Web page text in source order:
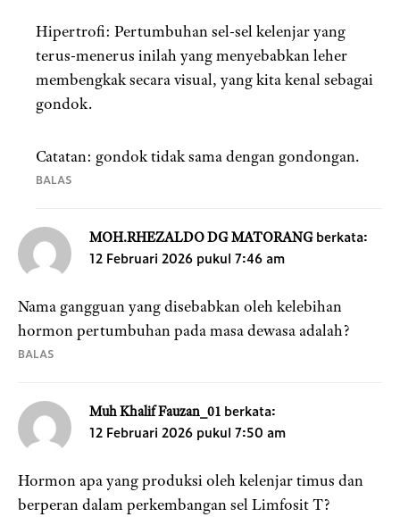
Hipertrofi: Pertumbuhan sel-sel kelenjar yang
terus-menerus inilah yang menyebabkan leher
membengkak secara visual, yang kita kenal sebagai
gondok.
Catatan: gondok tidak sama dengan gondongan.
BALAS
MOH.RHEZALDO DG MATORANG berkata:
12 Februari 2026 pukul 7:46 am
Nama gangguan yang disebabkan oleh kelebihan
hormon pertumbuhan pada masa dewasa adalah?
BALAS
Muh Khalif Fauzan_01 berkata:
12 Februari 2026 pukul 7:50 am
Hormon apa yang produksi oleh kelenjar timus dan
berperan dalam perkembangan sel Limfosit T?